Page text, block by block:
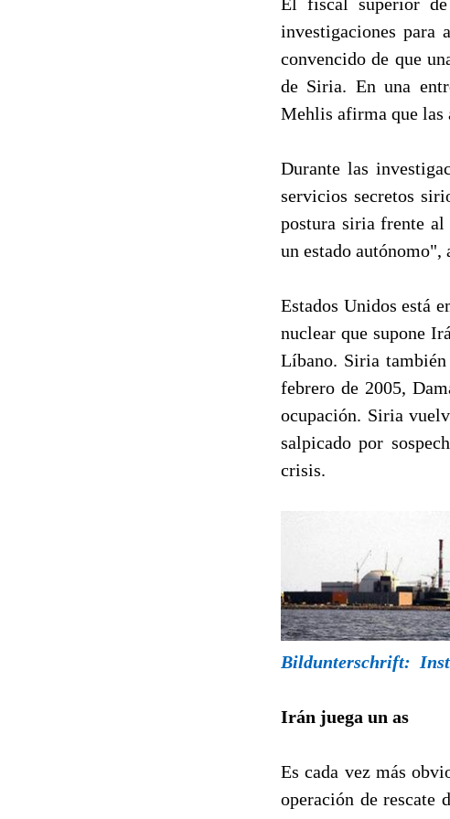
investigaciones para
convencido de que
de Siria. En una
Mehlis afirma que las
Durante las
servicios secretos
postura siria frente al
un estado autónomo",
Estados Unidos está
nuclear que supone
Líbano. Siria
febrero de 2005,
ocupación. Siria
salpicado por
crisis.
Bildunterschrift:
Irán juega un as
Es cada vez más
operación de rescate